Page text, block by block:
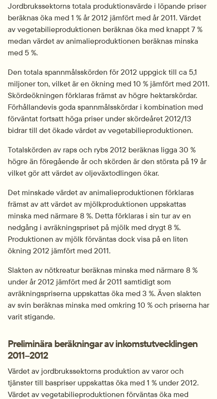
Jordbrukssektorns totala produktionsvärde i löpande priser
beräknas öka med 1 % år 2012 jämfört med år 2011. Värdet
av vegetabilieproduktionen beräknas öka med knappt 7 %
medan värdet av animalieproduktionen beräknas minska
med 5 %.
Den totala spannmålsskörden för 2012 uppgick till ca 5,1
miljoner ton, vilket är en ökning med 10 % jämfört med 2011.
Skördeökningen förklaras främst av högre hektarskördar.
Förhållandevis goda spannmålsskördar i kombination med
förväntat fortsatt höga priser under skördeåret 2012/13
bidrar till det ökade värdet av vegetabilieproduktionen.
Totalskörden av raps och rybs 2012 beräknas ligga 30 %
högre än föregående år och skörden är den största på 19 år
vilket gör att värdet av oljeväxtodlingen ökar.
Det minskade värdet av animalieproduktionen förklaras
främst av att värdet av mjölkproduktionen uppskattas
minska med närmare 8 %. Detta förklaras i sin tur av en
nedgång i avräkningspriset på mjölk med drygt 8 %.
Produktionen av mjölk förväntas dock visa på en liten
ökning 2012 jämfört med 2011.
Slakten av nötkreatur beräknas minska med närmare 8 %
under år 2012 jämfört med år 2011 samtidigt som
avräkningspriserna uppskattas öka med 3 %. Även slakten
av svin beräknas minska med omkring 10 % och priserna har
varit stigande.
Preliminära beräkningar av inkomstutvecklingen
2011–2012
Värdet av jordbrukssektorns produktion av varor och
tjänster till baspriser uppskattas öka med 1 % under 2012.
Värdet av vegetabilieproduktionen förväntas öka med